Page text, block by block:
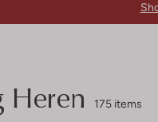
Heren 175 items